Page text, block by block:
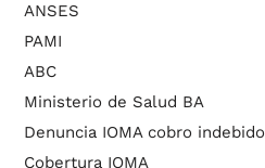
ANSES
PAMI
ABC
Ministerio de Salud BA
Denuncia IOMA cobro indebido
Cobertura IOMA